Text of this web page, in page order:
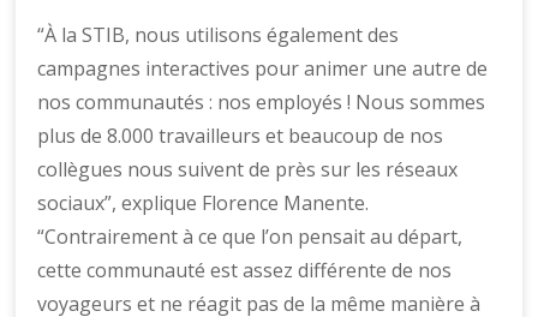
“À la STIB, nous utilisons également des
campagnes interactives pour animer une autre de
nos communautés : nos employés ! Nous sommes
plus de 8.000 travailleurs et beaucoup de nos
collègues nous suivent de près sur les réseaux
sociaux”, explique Florence Manente.
“Contrairement à ce que l’on pensait au départ,
cette communauté est assez différente de nos
voyageurs et ne réagit pas de la même manière à